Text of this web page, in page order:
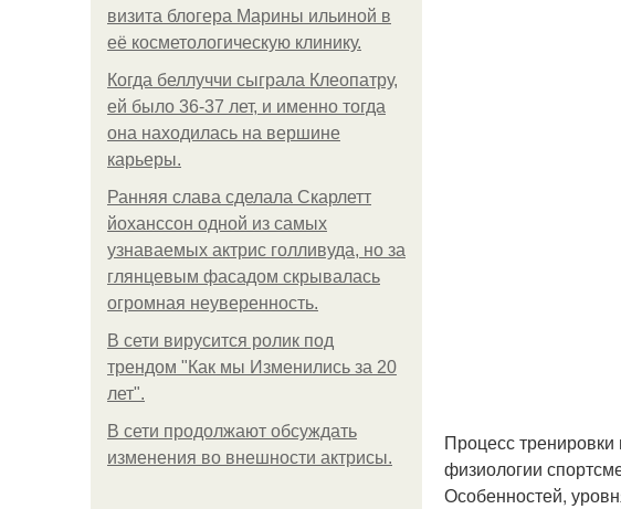
визита блогера Марины ильиной в
её косметологическую клинику.
Когда беллуччи сыграла Клеопатру,
ей было 36-37 лет, и именно тогда
она находилась на вершине
карьеры.
Ранняя слава сделала Скарлетт
йоханссон одной из самых
узнаваемых актрис голливуда, но за
глянцевым фасадом скрывалась
огромная неуверенность.
В сети вирусится ролик под
трендом "Как мы Изменились за 20
лет".
В сети продолжают обсуждать
изменения во внешности актрисы.
Процесс
физиологии
Особенностей,